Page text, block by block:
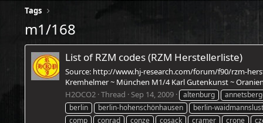
Tags
m1/168
List of RZM codes (RZM Herstellerliste)
Source: http://www.hj-research.com/forum/f90/rzm-
Kremhelmer ~ München M1/4 Karl Gutenkunst ~
H2OCO2 Thread Sep 14, 2009 altenburg
berlin
berlin-hohenschönhausen
berlin-waidmannslust
comp
conrad conze cosack cramer crone